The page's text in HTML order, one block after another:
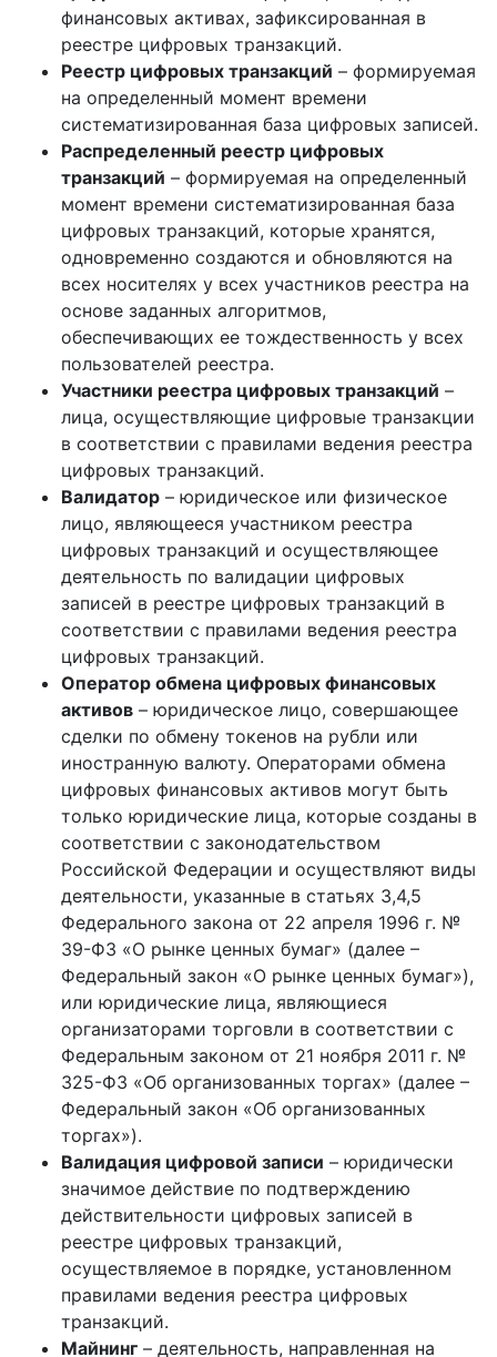
финансовых активах, зафиксированная в
реестре цифровых транзакций.
Реестр цифровых транзакций – формируемая
на определенный момент времени
систематизированная база цифровых записей.
Распределенный реестр цифровых
транзакций – формируемая на определенный
момент времени систематизированная база
цифровых транзакций, которые хранятся,
одновременно создаются и обновляются на
всех носителях у всех участников реестра на
основе заданных алгоритмов,
обеспечивающих ее тождественность у всех
пользователей реестра.
Участники реестра цифровых транзакций –
лица, осуществляющие цифровые транзакции
в соответствии с правилами ведения реестра
цифровых транзакций.
Валидатор – юридическое или физическое
лицо, являющееся участником реестра
цифровых транзакций и осуществляющее
деятельность по валидации цифровых
записей в реестре цифровых транзакций в
соответствии с правилами ведения реестра
цифровых транзакций.
Оператор обмена цифровых финансовых
активов – юридическое лицо, совершающее
сделки по обмену токенов на рубли или
иностранную валюту. Операторами обмена
цифровых финансовых активов могут быть
только юридические лица, которые созданы в
соответствии с законодательством
Российской Федерации и осуществляют виды
деятельности, указанные в статьях 3,4,5
Федерального закона от 22 апреля 1996 г. №
39-ФЗ «О рынке ценных бумаг» (далее –
Федеральный закон «О рынке ценных бумаг»),
или юридические лица, являющиеся
организаторами торговли в соответствии с
Федеральным законом от 21 ноября 2011 г. №
325-ФЗ «Об организованных торгах» (далее –
Федеральный закон «Об организованных
торгах»).
Валидация цифровой записи – юридически
значимое действие по подтверждению
действительности цифровых записей в
реестре цифровых транзакций,
осуществляемое в порядке, установленном
правилами ведения реестра цифровых
транзакций.
Майнинг – деятельность, направленная на